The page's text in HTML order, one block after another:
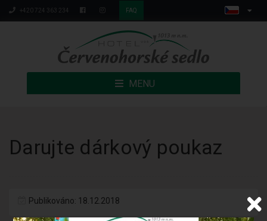
+420 724 363 234 FAQ
MENU
Darujte dárkový poukaz
Publikováno: 18.12.2018